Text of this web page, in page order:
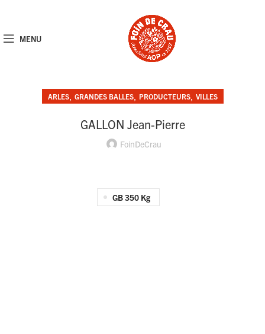
MENU
ARLES, GRANDES BALLES, PRODUCTEURS, VILLES
GALLON Jean-Pierre
FoinDeCrau
GB 350 Kg